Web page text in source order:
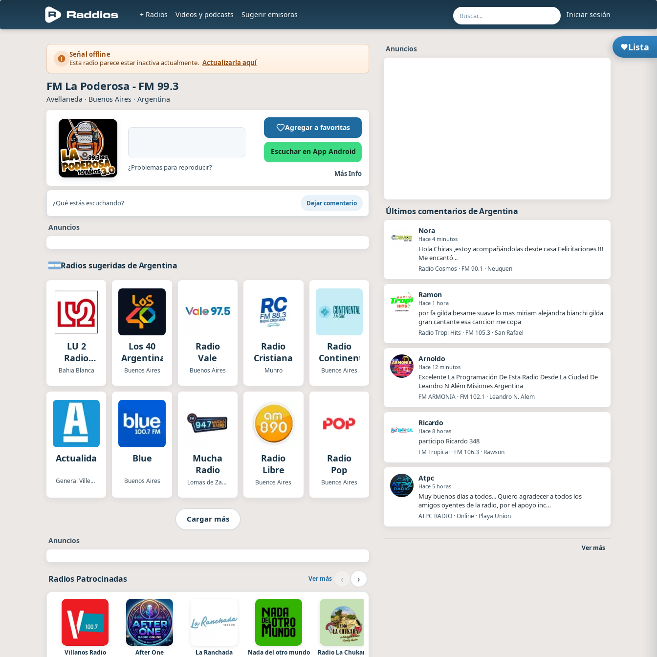
Iniciar sesión
+ Radios Videos y podcasts Sugerir emisoras
Lista
Señal offline
Esta radio parece estar inactiva actualmente. Actualizarla aquí
FM La Poderosa - FM 99.3
Avellaneda · Buenos Aires · Argentina
¿Problemas para reproducir?
Agregar a favoritas
Escuchar en App Android
Más Info
¿Qué estás escuchando? Dejar comentario
Anuncios
Radios sugeridas de Argentina
LU 2
Radio
Bahía
Bahia Blanca
Los 40
Argentina
Buenos Aires
Radio
Vale
Buenos Aires
Radio
Cristiana
Munro
Radio
Continental
Buenos Aires
Actualidad
General Villegas
Blue
Buenos Aires
Mucha
Radio
Lomas de Zamora
Radio
Libre
Buenos Aires
Radio
Pop
Buenos Aires
Cargar más
Anuncios
Radios Patrocinadas Ver más ‹ ›
Villanos Radio After One La Ranchada Nada del otro mundo Radio La Chukara
Anuncios
Últimos comentarios de Argentina
Nora
Hace 4 minutos
Hola Chicas ,estoy acompañándolas desde casa Felicitaciones !!!
Me encantó ..
Radio Cosmos · FM 90.1 · Neuquen
Ramon
Hace 1 hora
por fa gilda besame suave lo mas miriam alejandra bianchi gilda
gran cantante esa cancion me copa
Radio Tropi Hits · FM 105.3 · San Rafael
Arnoldo
Hace 12 minutos
Excelente La Programación De Esta Radio Desde La Ciudad De
Leandro N Além Misiones Argentina
FM ARMONIA · FM 102.1 · Leandro N. Alem
Ricardo
Hace 8 horas
participo Ricardo 348
FM Tropical · FM 106.3 · Rawson
Atpc
Hace 5 horas
Muy buenos días a todos... Quiero agradecer a todos los
amigos oyentes de la radio, por el apoyo inc…
ATPC RADIO · Online · Playa Union
Ver más